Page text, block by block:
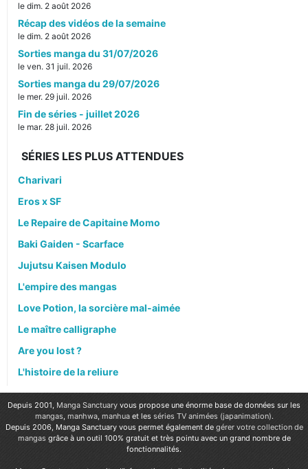
le dim. 2 août 2026
Récap des vidéos de la semaine
le dim. 2 août 2026
Sorties manga du 31/07/2026
le ven. 31 juil. 2026
Sorties manga du 29/07/2026
le mer. 29 juil. 2026
Fin de séries - juillet 2026
le mar. 28 juil. 2026
SÉRIES LES PLUS ATTENDUES
Charivari
Eros x SF
Le Repaire de Capitaine Momo
Baki Gaiden - Scarface
Jujutsu Kaisen Modulo
L'empire des mangas
Love Potion, la sorcière mal-aimée
Le maître calligraphe
Are you lost ?
L'histoire de la reliure
Depuis 2001, Manga Sanctuary vous propose une énorme base de données sur les
mangas, manhwa, manhuaet les séries TV animées (japanimation).
Depuis 2006, Manga Sanctuary vous permet également de gérer votre collection de
mangas grâce à un outil 100% gratuit et très pointu avec un grand nombre de
fonctionnalités.